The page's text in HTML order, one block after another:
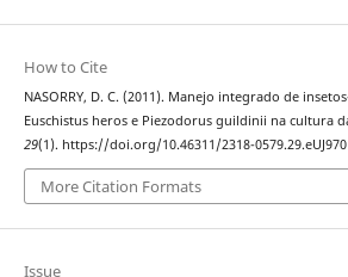
How to Cite
NASORRY, D. C. (2011). Manejo integrado de
Euschistus heros e Piezodorus guildinii na cultura
29(1). https://doi.org/10.46311/2318-0579.29.eUJ970
More Citation Formats
Issue